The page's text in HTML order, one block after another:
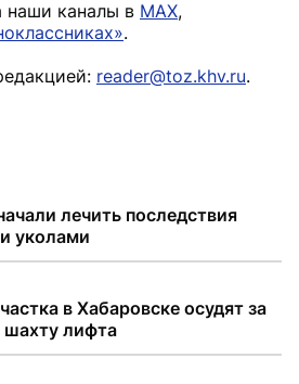
наши каналы в MAX,
.
reader@toz.khv.ru.
лечить последствия
уколами
в Хабаровске осудят за
шахту лифта